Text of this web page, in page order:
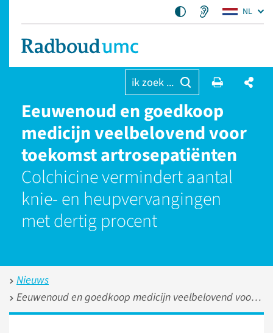
NL
ik zoek ...
Eeuwenoud en goedkoop
medicijn veelbelovend voor
toekomst artrosepatiënten
Colchicine vermindert aantal
knie- en heupvervangingen
met dertig procent
Nieuws
Eeuwenoud en goedkoop medicijn veelbelovend voor toekomst artrosepatiënten